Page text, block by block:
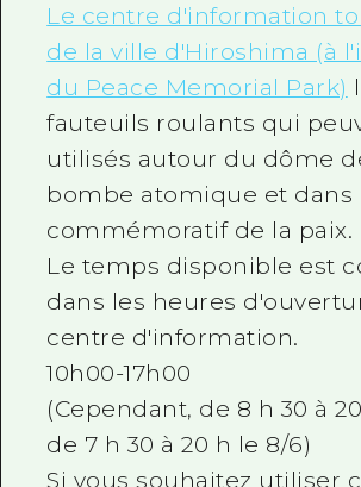
Le centre d'information
de la ville d'Hiroshima (à
du Peace Memorial Park)
fauteuils roulants qui
utilisés autour du dôme
bombe atomique et dans
commémoratif de la paix.
Le temps disponible est
dans les heures
centre d'information.
10h00-17h00
(Cependant, de 8 h 30 à
de 7 h 30 à 20 h le 8/6)
Si vous souhaitez utiliser